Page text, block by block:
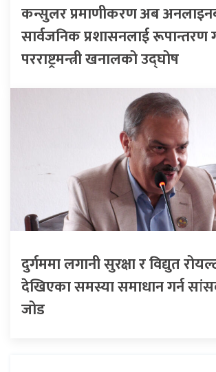
कन्सुलर प्रमाणीकरण अब
सार्वजनिक प्रशासनलाई रूपान्तरण
परराष्ट्रमन्त्री खनालको उद्घोष
दुर्गममा लगानी सुरक्षा र विद्युत
देखिएका समस्या समाधान गर्न
जोड